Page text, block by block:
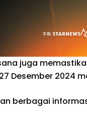
juga
Desember 2024
berbagai